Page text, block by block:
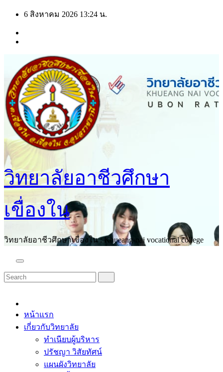
Skip
6 สิงหาคม 2026 13:24 น.
วิทยาลัยอาชีวศึกษา
เขื่องใน
วิทยาลัยอาชีวศึกษาเขื่องใน : Khueang-nai vocational college
หน้าแรก
เกี่ยวกับวิทยาลัย
ทำเนียบผู้บริหาร
ปรัชญา วิสัยทัศน์
แผนผังวิทยาลัย